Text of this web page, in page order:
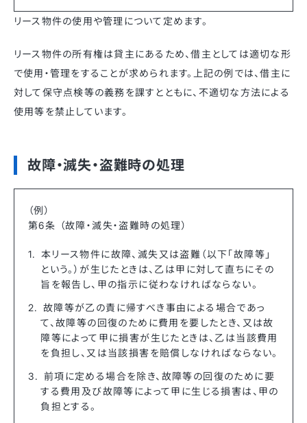
リース物件の使用や管理について定めます。
リース物件の所有権は貸主にあるため、借主としては適切な形
で使用・管理をすることが求められます。上記の例では、借主に
対して保守点検等の義務を課すとともに、不適切な方法による
使用等を禁止しています。
故障・滅失・盗難時の処理
（例）
第6条 （故障・滅失・盗難時の処理）
本リース物件に故障、滅失又は盗難（以下「故障等」
という。）が生じたときは、乙は甲に対して直ちにその
旨を報告し、甲の指示に従わなければならない。
故障等が乙の責に帰すべき事由による場合であっ
て、故障等の回復のために費用を要したとき、又は故
障等によって甲に損害が生じたときは、乙は当該費用
を負担し、又は当該損害を賠償しなければならない。
前項に定める場合を除き、故障等の回復のために要
する費用及び故障等によって甲に生じる損害は、甲の
負担とする。